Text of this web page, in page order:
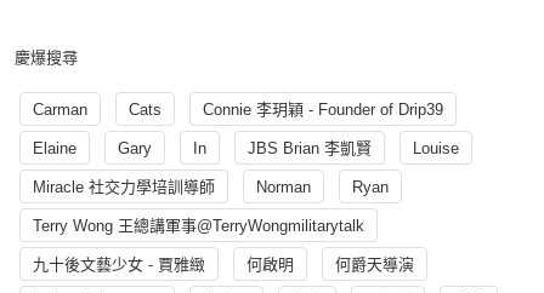
慶爆搜尋
Carman Cats Connie 李玥穎 - Founder of Drip39
Elaine Gary In JBS Brian 李凱賢 Louise
Miracle 社交力學培訓導師 Norman Ryan
Terry Wong 王總講軍事@TerryWongmilitarytalk
九十後文藝少女 - 賈雅緻 何啟明 何爵天導演